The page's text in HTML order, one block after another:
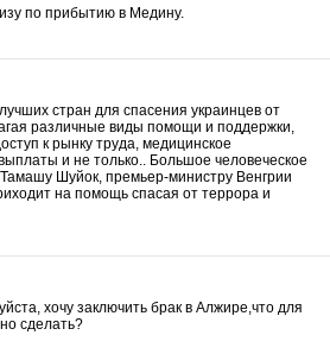
по прибытию в Медину.
стран для спасения украинцев от
различные виды помощи и поддержки,
к рынку труда, медицинское
и не только.. Большое человеческое
Шуйок, премьер-министру Венгрии
на помощь спасая от террора и
хочу заключить брак в Алжире,что для
сделать?